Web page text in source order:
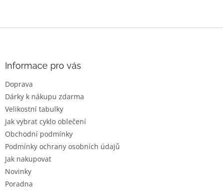
Informace pro vás
Doprava
Dárky k nákupu zdarma
Velikostní tabulky
Jak vybrat cyklo oblečení
Obchodní podmínky
Podmínky ochrany osobních údajů
Jak nakupovat
Novinky
Poradna